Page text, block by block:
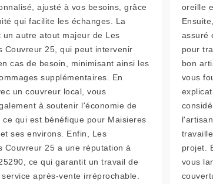
ajusté à vos besoins, grâce
qui facilite les échanges. La
un autre atout majeur de Les
Couvreur 25, qui peut intervenir
cas de besoin, minimisant ainsi les
supplémentaires. En
un couvreur local, vous
à soutenir l'économie de
qui est bénéfique pour Maisieres
ses environs. Enfin, Les
Couvreur 25 a une réputation à
ce qui garantit un travail de
après-vente irréprochable.
oreille
assuré
pour
bon
vous
projet.
vous